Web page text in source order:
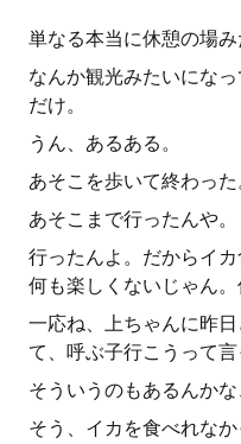
単なる本当に休憩の場み
なんか観光みたいにな
だけ。
うん、あるある。
あそこを歩いて終わった
あそこまで行ったんや。
行ったんよ。だからイ
何も楽しくないじゃん。
一応ね、上ちゃんに昨
て、呼ぶ子行こうって言
そういうのもあるんか
そう、イカを食べれな